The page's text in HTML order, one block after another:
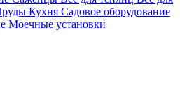
Кухня Садовое оборудование
Моечные установки